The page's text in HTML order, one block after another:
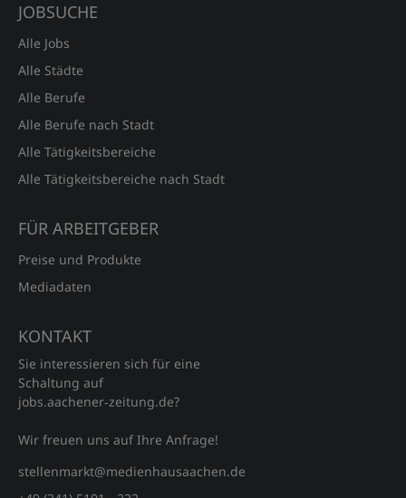
JOBSUCHE
Alle Jobs
Alle Städte
Alle Berufe
Alle Berufe nach Stadt
Alle Tätigkeitsbereiche
Alle Tätigkeitsbereiche nach Stadt
FÜR ARBEITGEBER
Preise und Produkte
Mediadaten
KONTAKT
Sie interessieren sich für eine
Schaltung auf
jobs.aachener‑zeitung.de?
Wir freuen uns auf Ihre Anfrage!
stellenmarkt@medienhausaachen.de